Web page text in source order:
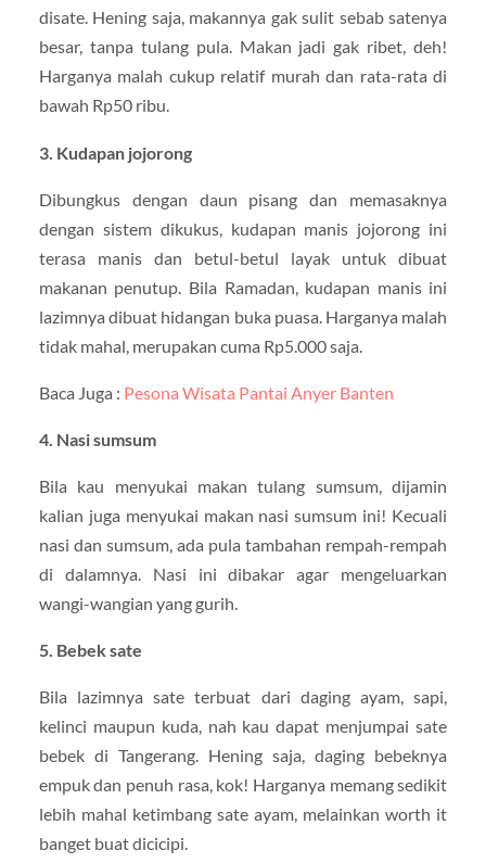
disate. Hening saja, makannya gak sulit sebab satenya
besar, tanpa tulang pula. Makan jadi gak ribet, deh!
Harganya malah cukup relatif murah dan rata-rata di
bawah Rp50 ribu.
3. Kudapan jojorong
Dibungkus dengan daun pisang dan memasaknya
dengan sistem dikukus, kudapan manis jojorong ini
terasa manis dan betul-betul layak untuk dibuat
makanan penutup. Bila Ramadan, kudapan manis ini
lazimnya dibuat hidangan buka puasa. Harganya malah
tidak mahal, merupakan cuma Rp5.000 saja.
Baca Juga : Pesona Wisata Pantai Anyer Banten
4. Nasi sumsum
Bila kau menyukai makan tulang sumsum, dijamin
kalian juga menyukai makan nasi sumsum ini! Kecuali
nasi dan sumsum, ada pula tambahan rempah-rempah
di dalamnya. Nasi ini dibakar agar mengeluarkan
wangi-wangian yang gurih.
5. Bebek sate
Bila lazimnya sate terbuat dari daging ayam, sapi,
kelinci maupun kuda, nah kau dapat menjumpai sate
bebek di Tangerang. Hening saja, daging bebeknya
empuk dan penuh rasa, kok! Harganya memang sedikit
lebih mahal ketimbang sate ayam, melainkan worth it
banget buat dicicipi.